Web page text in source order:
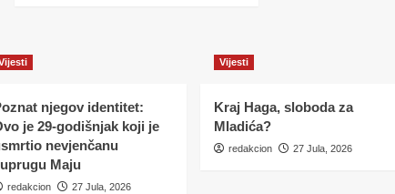
njegov identitet:
je 29-godišnjak koji je
nevjenčanu
Maju
redakcion 27 Jula, 2026
Vijesti
Kraj Haga, sloboda za
Mladića?
redakcion 27 Jula, 2026